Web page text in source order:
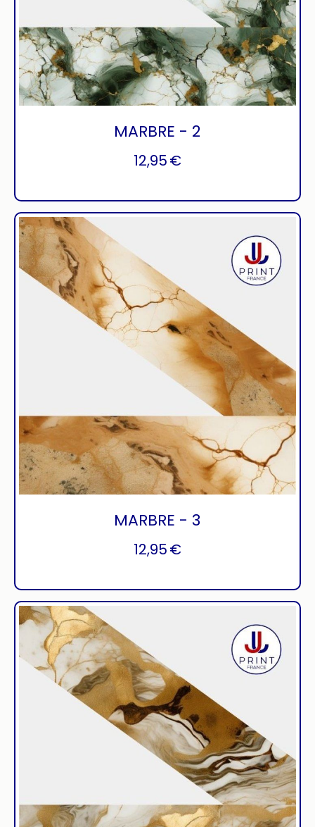
MARBRE - 2
12,95€
MARBRE - 3
12,95€